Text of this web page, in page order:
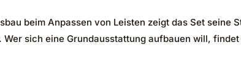
beim Anpassen von Leisten zeigt das Set
sich eine Grundausstattung aufbauen will,